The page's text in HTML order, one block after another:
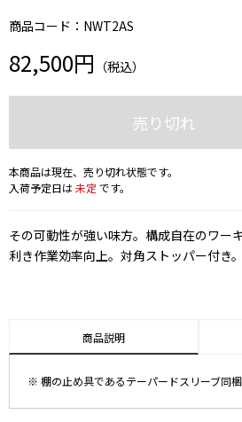
商品コード：NWT2AS
82,500円 （税込）
売り切れ
本商品は現在、売り切れ状態です。
入荷予定日は未定 です。
その可動性が強い味方。構成自在のワー
利き作業効率向上。対角ストッパー付き。
商品説明
※ 棚の止め具であるテーパードスリーブ同梱